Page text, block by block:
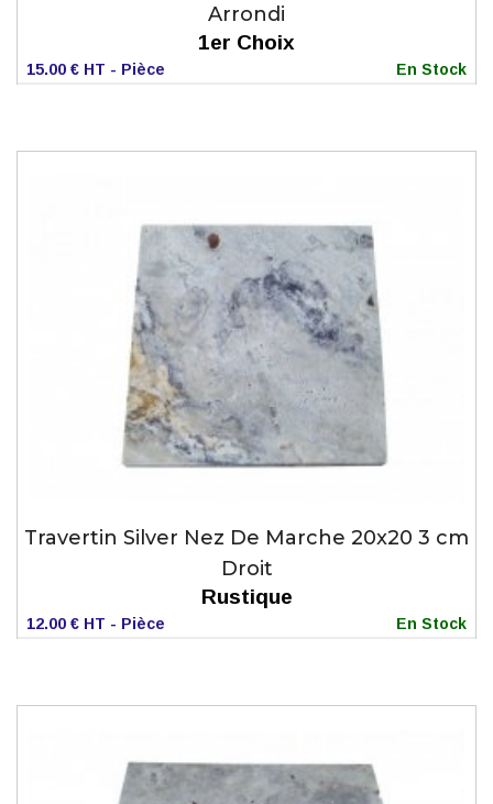
Arrondi
1er Choix
15.00 € HT - Pièce En Stock
Travertin Silver Nez De Marche 20x20 3 cm
Droit
Rustique
12.00 € HT - Pièce En Stock